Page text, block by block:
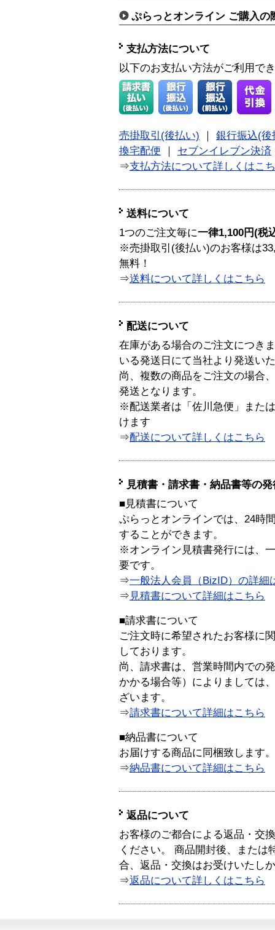
ぷらっとオンライン ご購入の
支払方法について
以下のお支払い方法がご利用で
売掛取引(後払い) ｜ 銀行振込(後
換宅配便 ｜ セブンイレブン決済
⇒支払方法について詳しくはこ
送料について
1つのご注文毎に一律1,100円(税
※売掛取引(後払い)のお客様は
無料！
⇒送料について詳しくはこちら
配送について
在庫がある場合のご注文につき
いる発送日にて当社より発送い
尚、複数の商品をご注文の場合
発送となります。
※配送業者は「佐川急便」また
けます
⇒配送について詳しくはこちら
見積書・請求書・納品書等の
■見積書について
ぷらっとオンラインでは、24時
することができます。
※オンライン見積書発行には、
要です。
⇒一般法人会員（BizID）の詳細
⇒ 見積書について詳細はこちら
■請求書について
ご注文時に希望されたお客様に
しております。
尚、請求書は、営業時間内での
かかる場合等）によりましては
ざいます。
⇒請求書について詳細はこちら
■納品書について
お届けする商品に同梱致します。
⇒納品書について詳細はこちら
返品について
お客様のご都合による返品・交
ください。 商品開封後、または
合、返品・交換はお受けいたし
⇒返品について詳しくはこちら